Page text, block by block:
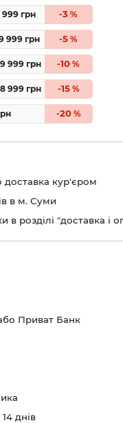
999 грн -3 %
999 грн -5 %
999 грн -10 %
999 грн -15%
-20%
доставка кур'єром
в м. Суми
розділі "доставка і
Приват Банк
днів